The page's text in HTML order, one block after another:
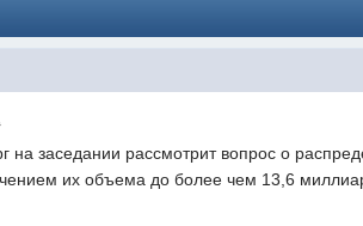
на заседании рассмотрит вопрос о
их объема до более чем 13,6